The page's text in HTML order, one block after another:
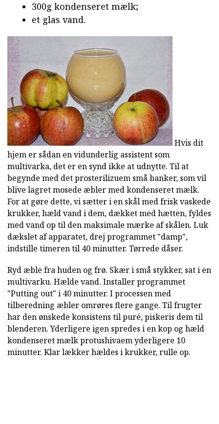
300g kondenseret mælk;
et glas vand.
Hvis dit
hjem er sådan en vidunderlig assistent som
multivarka, det er en synd ikke at udnytte. Til at
begynde med det prosterilizuem små banker, som vil
blive lagret mosede æbler med kondenseret mælk.
For at gøre dette, vi sætter i en skål med frisk vaskede
krukker, hæld vand i dem, dækket med hætten, fyldes
med vand op til den maksimale mærke af skålen. Luk
dækslet af apparatet, drej programmet "damp",
indstille timeren til 40 minutter. Tørrede dåser.
Ryd æble fra huden og frø. Skær i små stykker, sat i en
multivarku. Hælde vand. Installer programmet
"Putting out" i 40 minutter. I processen med
tilberedning æbler omrøres flere gange. Til frugter
har den ønskede konsistens til puré, piskeris dem til
blenderen. Yderligere igen spredes i en kop og hæld
kondenseret mælk protushivaem yderligere 10
minutter. Klar lækker hældes i krukker, rulle op.